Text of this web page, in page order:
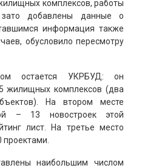
комплексов, работы
добавлены данные о
информация также
обусловило пересмотру
остается УКРБУД: он
жилищных комплексов (два
На втором месте
– 13 новостроек этой
лист. На третье место
проектами.
наибольшим числом